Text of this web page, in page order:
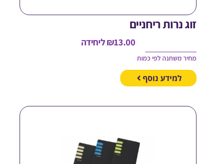
נרות ריחניים
₪ליחידה
משתנה לפי כמות
למידע נוסף